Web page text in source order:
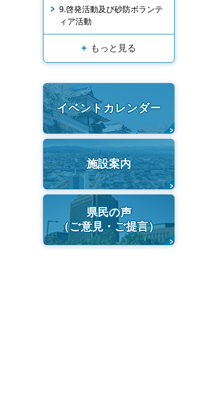
9.啓発活動及び砂防ボランテ
ィア活動
もっと見る
イベントカレンダー
施設案内
県民の声
（ご意見・ご提言）